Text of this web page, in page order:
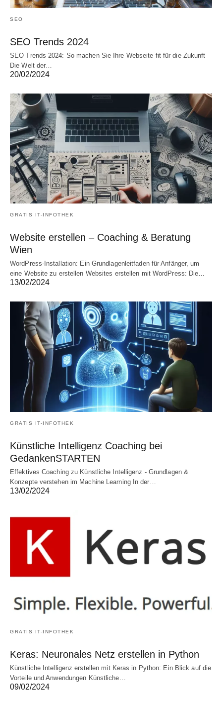
SEO
SEO Trends 2024
SEO Trends 2024: So machen Sie Ihre Webseite fit für die Zukunft
Die Welt der…
20/02/2024
GRATIS IT-INFOTHEK
Website erstellen – Coaching & Beratung
Wien
WordPress-Installation: Ein Grundlagenleitfaden für Anfänger, um
eine Website zu erstellen Websites erstellen mit WordPress: Die…
13/02/2024
GRATIS IT-INFOTHEK
Künstliche Intelligenz Coaching bei
GedankenSTARTEN
Effektives Coaching zu Künstliche Intelligenz - Grundlagen &
Konzepte verstehen im Machine Learning In der…
13/02/2024
GRATIS IT-INFOTHEK
Keras: Neuronales Netz erstellen in Python
Künstliche Intelligenz erstellen mit Keras in Python: Ein Blick auf die
Vorteile und Anwendungen Künstliche…
09/02/2024